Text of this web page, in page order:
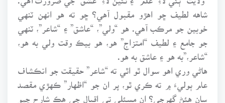
شاهه لطيف ڇو اهڙو مقبول آهي؟ ڇو ته هو انهن ٽنهي
خوبين جو مرڪب آهي. هو “ولي”، “عاشق” ۽ “شاعر”، ٽنهي
جو جامع ۽ لطيف “امتزاج” هو، هو بيڪ وقت ولي به هو،
“شاعر،”به هو ۽ عاشق به هو.
هاڻي وري اهو سوال ٿو اٿي ته “شاعر” حقيقت جو انڪشاف
عام ٻوليءَ ۾ ته ڪري ٿو، پر ان جو “اظهار” ڪهڙي مقصد
سان هئڻ گهرجي؟ ان مسئلي تي اقبال جي هڪ شارح چيو